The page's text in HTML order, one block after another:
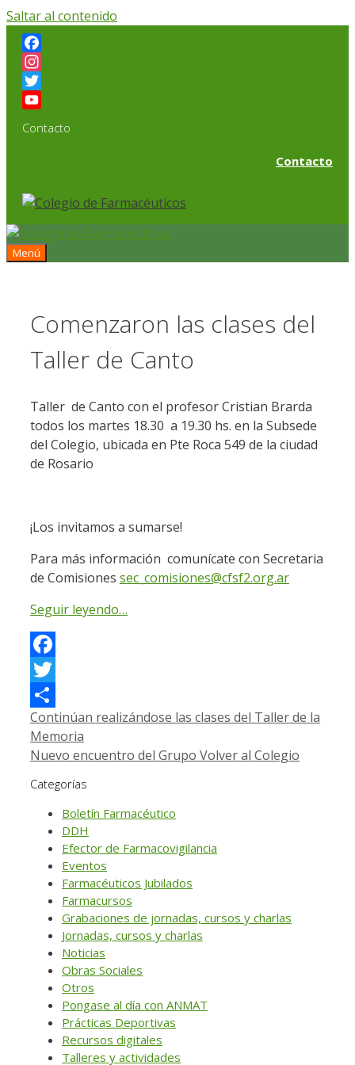
Saltar al contenido
Facebook
Instagram
Twitter
Channel
Contacto
Contacto
Menú
Comenzaron las clases del
Taller de Canto
Taller de Canto con el profesor Cristian Brarda
todos los martes 18.30 a 19.30 hs. en la Subsede
del Colegio, ubicada en Pte Roca 549 de la ciudad
de Rosario
¡Los invitamos a sumarse!
Para más información comunícate con Secretaria
de Comisiones sec_comisiones@cfsf2.org.ar
Seguir leyendo…
Facebook
Twitter
Compartir
Continúan realizándose las clases del Taller de la
Memoria
Nuevo encuentro del Grupo Volver al Colegio
Categorías
Boletín Farmacéutico
DDH
Efector de Farmacovigilancia
Eventos
Farmacéuticos Jubilados
Farmacursos
Grabaciones de jornadas, cursos y charlas
Jornadas, cursos y charlas
Noticias
Obras Sociales
Otros
Pongase al día con ANMAT
Prácticas Deportivas
Recursos digitales
Talleres y actividades